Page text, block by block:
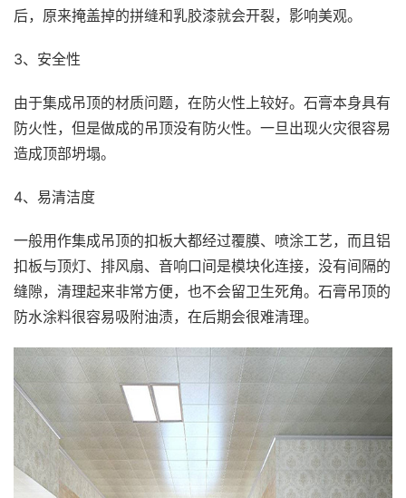
后，原来掩盖掉的拼缝和乳胶漆就会开裂，影响美观。
3、安全性
由于集成吊顶的材质问题，在防火性上较好。石膏本身具有
防火性，但是做成的吊顶没有防火性。一旦出现火灾很容易
造成顶部坍塌。
4、易清洁度
一般用作集成吊顶的扣板大都经过覆膜、喷涂工艺，而且铝
扣板与顶灯、排风扇、音响口间是模块化连接，没有间隔的
缝隙，清理起来非常方便，也不会留卫生死角。石膏吊顶的
防水涂料很容易吸附油渍，在后期会很难清理。